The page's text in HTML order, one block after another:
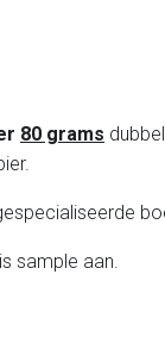
80 grams
sample aan.